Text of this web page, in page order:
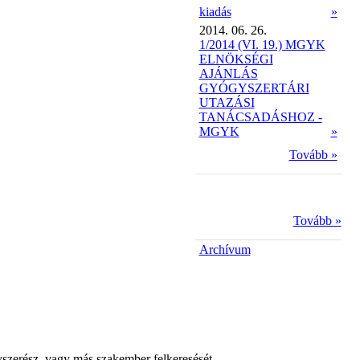
kiadás
»
2014. 06. 26.
1/2014 (VI. 19.) MGYK
ELNÖKSÉGI
AJÁNLÁS
GYÓGYSZERTÁRI
UTAZÁSI
TANÁCSADÁSHOZ -
MGYK
»
Tovább »
Tovább »
Archívum